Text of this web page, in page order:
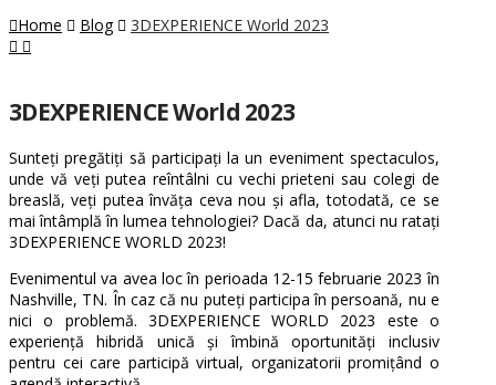
Home
Blog 3DEXPERIENCE World 2023
3DEXPERIENCE World 2023
Sunteți pregătiți să participați la un eveniment spectaculos,
unde vă veți putea reîntâlni cu vechi prieteni sau colegi de
breaslă, veți putea învăța ceva nou și afla, totodată, ce se
mai întâmplă în lumea tehnologiei? Dacă da, atunci nu ratați
3DEXPERIENCE WORLD 2023!
Evenimentul va avea loc în perioada 12-15 februarie 2023 în
Nashville, TN. În caz că nu puteți participa în persoană, nu e
nici o problemă. 3DEXPERIENCE WORLD 2023 este o
experiență hibridă unică și îmbină oportunități inclusiv
pentru cei care participă virtual, organizatorii promițând o